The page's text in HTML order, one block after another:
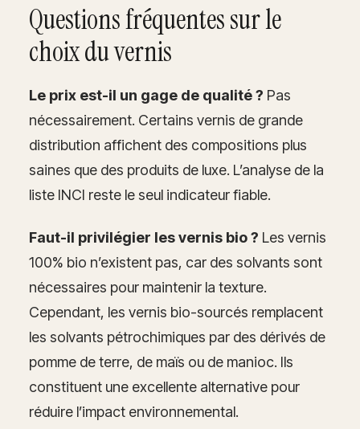
Questions fréquentes sur le
choix du vernis
Le prix est-il un gage de qualité ? Pas
nécessairement. Certains vernis de grande
distribution affichent des compositions plus
saines que des produits de luxe. L’analyse de la
liste INCI reste le seul indicateur fiable.
Faut-il privilégier les vernis bio ? Les vernis
100% bio n’existent pas, car des solvants sont
nécessaires pour maintenir la texture.
Cependant, les vernis bio-sourcés remplacent
les solvants pétrochimiques par des dérivés de
pomme de terre, de maïs ou de manioc. Ils
constituent une excellente alternative pour
réduire l’impact environnemental.